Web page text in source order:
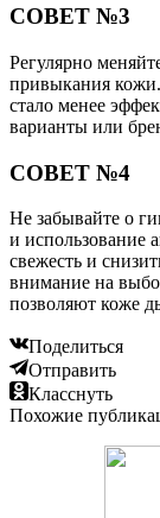
СОВЕТ №3
Регулярно
привыкания
стало менее
варианты или
СОВЕТ №4
Не забывайте о
и использование
свежесть и
внимание на
позволяют коже
Поделиться
Отправить
Класснуть
Похожие